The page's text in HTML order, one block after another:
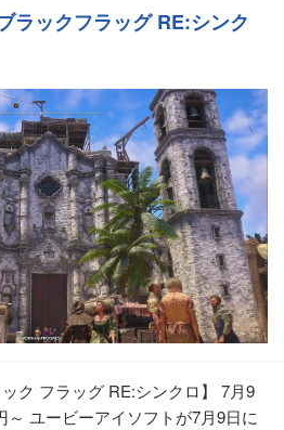
ラックフラッグ RE:シンク
ク フラッグ RE:シンクロ】 7月9
～ ユービーアイソフトが7月9日に